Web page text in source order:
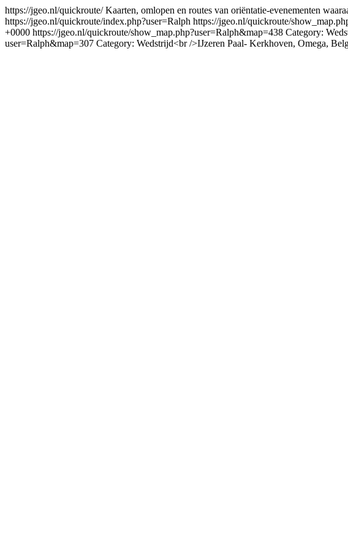
https://jgeo.nl/quickroute/Kaarten, omlopen en routes van oriëntatie-evenementen
https://jgeo.nl/quickroute/index.php?user=Ralph https://jgeo.nl/quickroute/
+0000 https://jgeo.nl/quickroute/show_map.php?user=Ralph&map=438 Category:
user=Ralph&map=307 Category: Wedstrijd<br />IJzeren Paal- Kerkhoven, Omega,